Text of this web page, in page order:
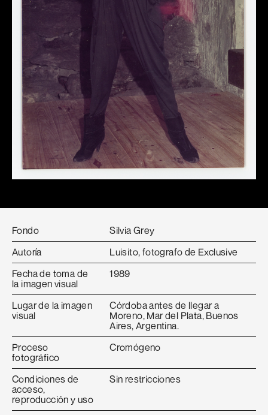
Fondo
Silvia Grey
Autoría
Luisito, fotografo de Exclusive
Fecha de toma de
la imagen visual
1989
Lugar de la imagen
visual
Córdoba antes de llegar a
Moreno, Mar del Plata, Buenos
Aires, Argentina.
Proceso
fotográfico
Cromógeno
Condiciones de
acceso,
reproducción y uso
Sin restricciones